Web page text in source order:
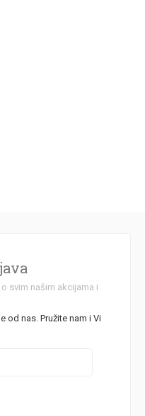
svim našim akcijama i
od nas. Pružite nam i Vi